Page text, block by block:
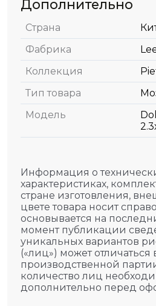
Дополнительно
Страна
Фабрика
Коллекция
Тип товара
Модель
Информация о
характеристиках,
стране изготовления,
цвете товара носит
основывается на
момент публикации
уникальных вариантов
(«лиц») может отличаться
производственной
количество лиц
дополнительно перед